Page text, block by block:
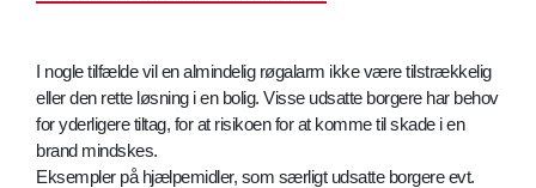
I nogle tilfælde vil en almindelig røgalarm ikke være tilstrækkelig
eller den rette løsning i en bolig. Visse udsatte borgere har behov
for yderligere tiltag, for at risikoen for at komme til skade i en
brand mindskes.
Eksempler på hjælpemidler, som særligt udsatte borgere evt.